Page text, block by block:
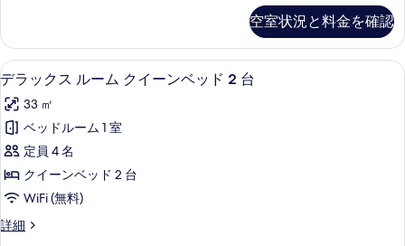
べ
て
の
写
真
を
表
示
す
詳
細
ン
グ
ベ
ッ
ド
1
台
の
す
ス
ル
ー
キ
ン
ベ
ッ
ド
台
空室状況と料金を確認
デ
ラ
ッ
ク
ス
ル
ー
ム
高級寝具、ピロートップベッド、セ
4
デラックス ルーム クイーンベッド 2 台
33 ㎡
ベッドルーム 1 室
定員 4 名
クイーンベッド 2 台
WiFi (無料)
詳細
デ